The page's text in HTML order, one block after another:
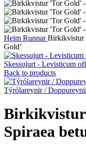
Heim RunnarBirkikvistur
Gold’
Skessujurt - Levisticum
Back to products
Týrólareynir /
Birkikvistur
Spiraea